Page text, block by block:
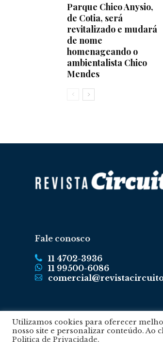
Parque Chico Anysio,
de Cotia, será
revitalizado e mudará
de nome
homenageando o
ambientalista Chico
Mendes
Fale conosco
11 4702-3936
11 99500-6086
Utilizamos cookies para oferecer
nosso site e personalizar conteúdo. Ao
Politica de Privacidade.